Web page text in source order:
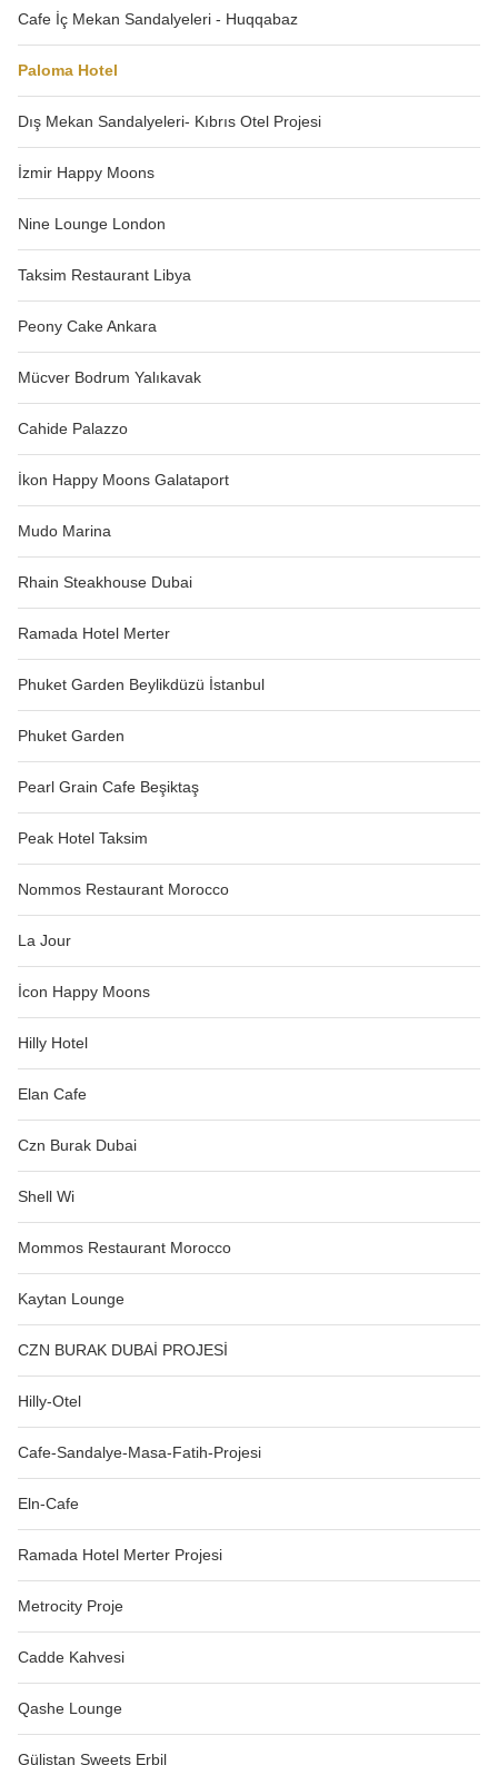
Cafe İç Mekan Sandalyeleri - Huqqabaz
Paloma Hotel
Dış Mekan Sandalyeleri- Kıbrıs Otel Projesi
İzmir Happy Moons
Nine Lounge London
Taksim Restaurant Libya
Peony Cake Ankara
Mücver Bodrum Yalıkavak
Cahide Palazzo
İkon Happy Moons Galataport
Mudo Marina
Rhain Steakhouse Dubai
Ramada Hotel Merter
Phuket Garden Beylikdüzü İstanbul
Phuket Garden
Pearl Grain Cafe Beşiktaş
Peak Hotel Taksim
Nommos Restaurant Morocco
La Jour
İcon Happy Moons
Hilly Hotel
Elan Cafe
Czn Burak Dubai
Shell Wi
Mommos Restaurant Morocco
Kaytan Lounge
CZN BURAK DUBAİ PROJESİ
Hilly-Otel
Cafe-Sandalye-Masa-Fatih-Projesi
Eln-Cafe
Ramada Hotel Merter Projesi
Metrocity Proje
Cadde Kahvesi
Qashe Lounge
Gülistan Sweets Erbil